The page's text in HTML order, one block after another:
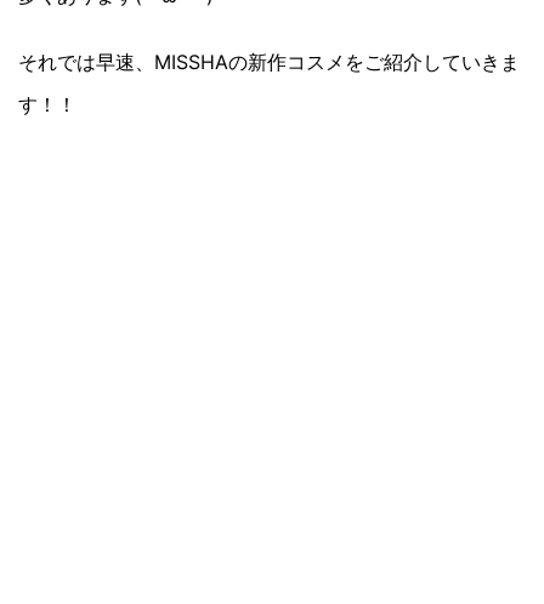
それでは早速、MISSHAの新作コスメをご紹介していきま
す！！